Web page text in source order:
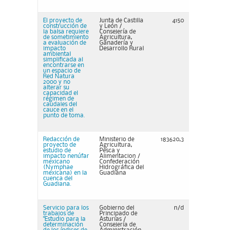
El proyecto de
construcción de
la balsa requiere
de sometimiento
a evaluación de
impacto
ambiental
simplificada al
encontrarse en
un espacio de
Red Natura
2000 y no
alterar su
capacidad el
régimen de
caudales del
cauce en el
punto de toma.
Junta de Castilla
y León /
Consejería de
Agricultura,
Ganadería y
Desarrollo Rural
4150
Redacción de
proyecto de
estudio de
impacto nenúfar
mexicano
(Nymphae
mexicana) en la
cuenca del
Guadiana.
Ministerio de
Agricultura,
Pesca y
Alimentacion /
Confederación
Hidrográfica del
Guadiana
183620,3
Servicio para los
trabajos de
"Estudio para la
determinación
Gobierno del
Principado de
Asturias /
Consejería de
n/d